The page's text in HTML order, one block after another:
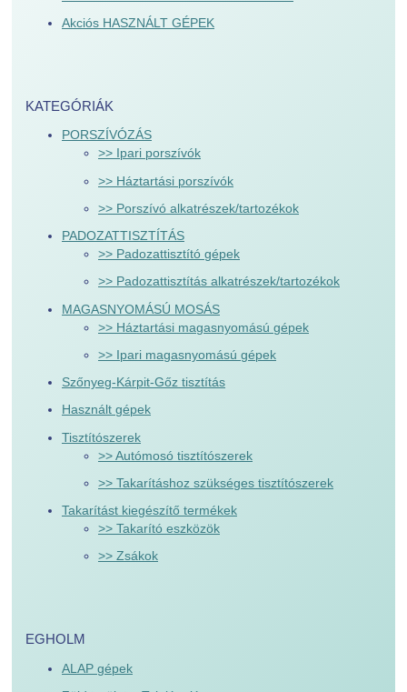
Akciós HASZNÁLT GÉPEK
KATEGÓRIÁK
PORSZÍVÓZÁS
>> Ipari porszívók
>> Háztartási porszívók
>> Porszívó alkatrészek/tartozékok
PADOZATTISZTÍTÁS
>> Padozattisztító gépek
>> Padozattisztítás alkatrészek/tartozékok
MAGASNYOMÁSÚ MOSÁS
>> Háztartási magasnyomású gépek
>> Ipari magasnyomású gépek
Szőnyeg-Kárpit-Gőz tisztítás
Használt gépek
Tisztítószerek
>> Autómosó tisztítószerek
>> Takarításhoz szükséges tisztítószerek
Takarítást kiegészítő termékek
>> Takarító eszközök
>> Zsákok
EGHOLM
ALAP gépek